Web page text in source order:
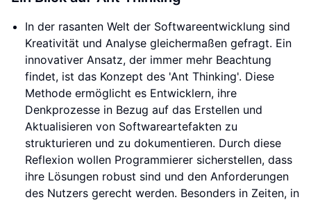
In der rasanten Welt der Softwareentwicklung sind
Kreativität und Analyse gleichermaßen gefragt. Ein
innovativer Ansatz, der immer mehr Beachtung
findet, ist das Konzept des 'Ant Thinking'. Diese
Methode ermöglicht es Entwicklern, ihre
Denkprozesse in Bezug auf das Erstellen und
Aktualisieren von Softwareartefakten zu
strukturieren und zu dokumentieren. Durch diese
Reflexion wollen Programmierer sicherstellen, dass
ihre Lösungen robust sind und den Anforderungen
des Nutzers gerecht werden. Besonders in Zeiten, in